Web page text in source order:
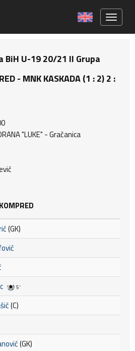
U-19 20/21 II Grupa
- MNK KASKADA (1 : 2) 2 :
"LUKE" - Gračanica
(GK)
5'
(C)
(GK)